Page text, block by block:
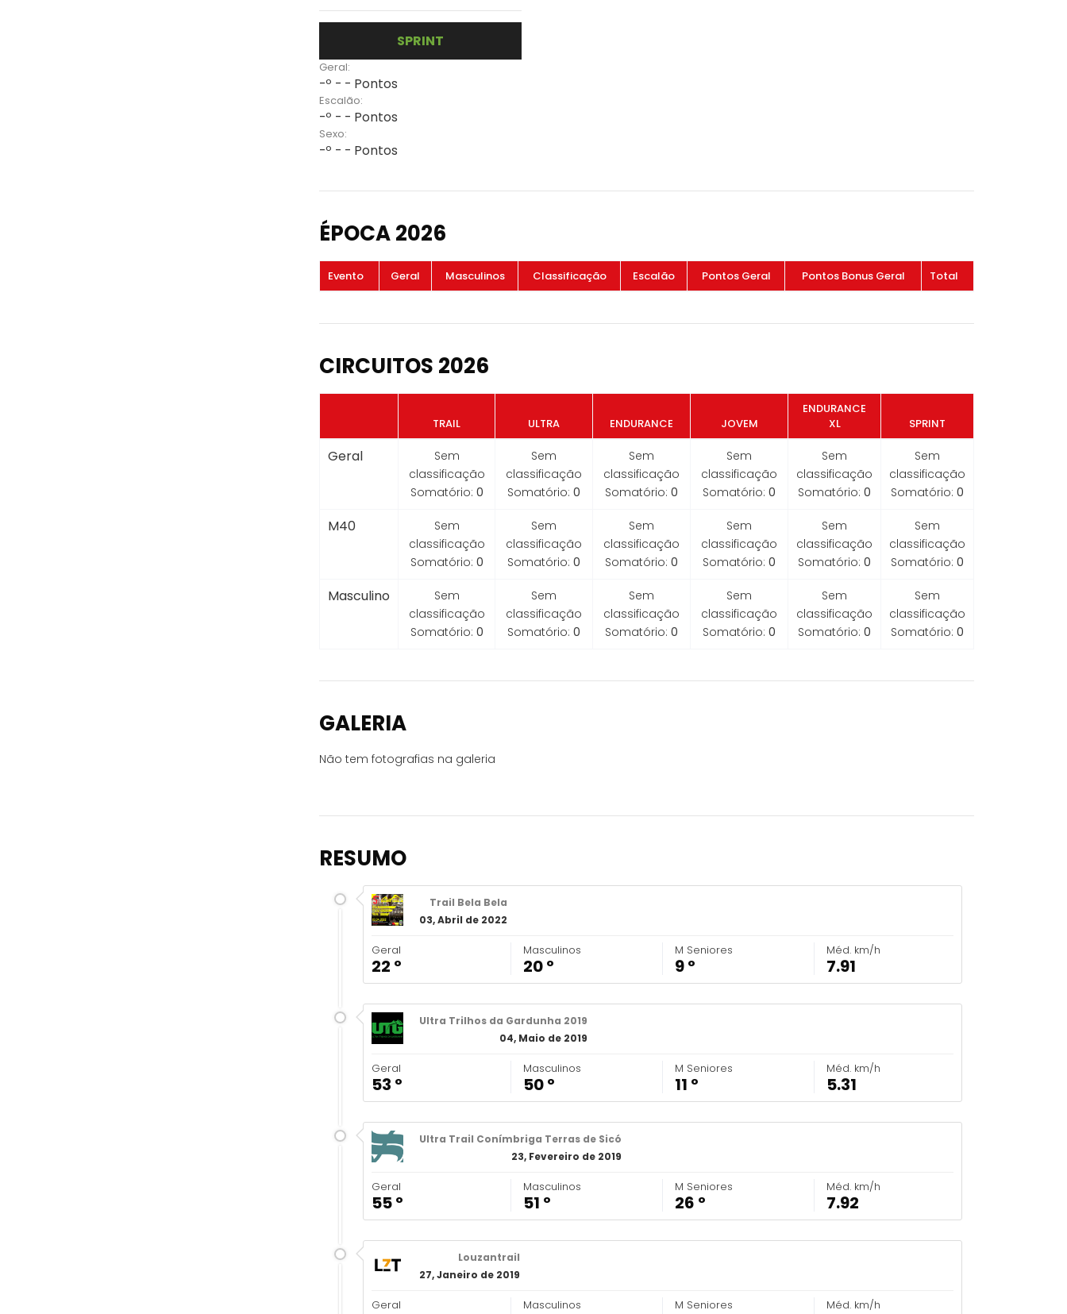
SPRINT
Geral:
-º - - Pontos
Escalão:
-º - - Pontos
Sexo:
-º - - Pontos
ÉPOCA 2026
Evento Geral Masculinos Classificação Escalão Pontos Geral Pontos Bonus Geral Total
CIRCUITOS 2026
TRAIL ULTRA ENDURANCE JOVEM
ENDURANCE
XL
SPRINT
Geral
Sem
classificação
Somatório: 0
Sem
classificação
Somatório: 0
Sem
classificação
Somatório: 0
Sem
classificação
Somatório: 0
Sem
classificação
Somatório: 0
Sem
classificação
Somatório: 0
M40
Sem
classificação
Somatório: 0
Sem
classificação
Somatório: 0
Sem
classificação
Somatório: 0
Sem
classificação
Somatório: 0
Sem
classificação
Somatório: 0
Sem
classificação
Somatório: 0
Masculino
Sem
classificação
Somatório: 0
Sem
classificação
Somatório: 0
Sem
classificação
Somatório: 0
Sem
classificação
Somatório: 0
Sem
classificação
Somatório: 0
Sem
classificação
Somatório: 0
GALERIA
Não tem fotografias na galeria
RESUMO
Trail Bela Bela
03, Abril de 2022
Geral
22 º
Masculinos
20 º
M Seniores
9 º
Méd. km/h
7.91
Ultra Trilhos da Gardunha 2019
04, Maio de 2019
Geral
53 º
Masculinos
50 º
M Seniores
11 º
Méd. km/h
5.31
Ultra Trail Conímbriga Terras de Sicó
23, Fevereiro de 2019
Geral
55 º
Masculinos
51 º
M Seniores
26 º
Méd. km/h
7.92
Louzantrail
27, Janeiro de 2019
Geral Masculinos M Seniores Méd. km/h